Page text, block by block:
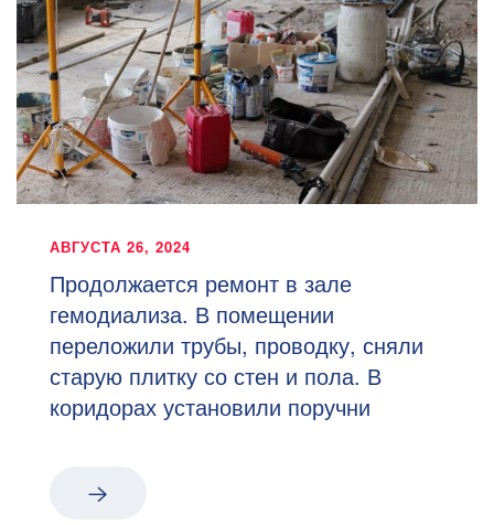
АВГУСТА 26, 2024
Продолжается ремонт в зале
гемодиализа. В помещении
переложили трубы, проводку, сняли
старую плитку со стен и пола. В
коридорах установили поручни